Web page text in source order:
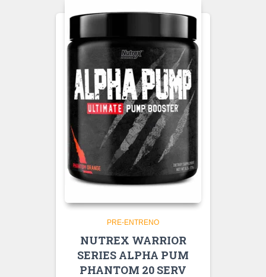
PRE-ENTRENO
NUTREX WARRIOR
SERIES ALPHA PUM
PHANTOM 20 SERV